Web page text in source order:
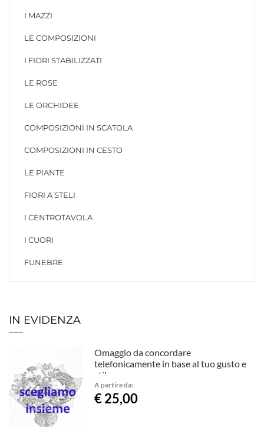
I MAZZI
LE COMPOSIZIONI
I FIORI STABILIZZATI
LE ROSE
LE ORCHIDEE
COMPOSIZIONI IN SCATOLA
COMPOSIZIONI IN CESTO
LE PIANTE
FIORI A STELI
I CENTROTAVOLA
I CUORI
FUNEBRE
IN EVIDENZA
Omaggio da concordare
telefonicamente in base al tuo gusto e
stile.
A partire da:
€ 25,00